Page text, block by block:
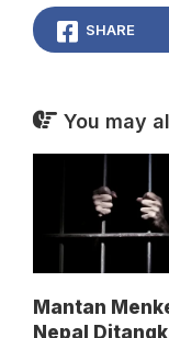
SHARE
You may
Mantan
Nepal